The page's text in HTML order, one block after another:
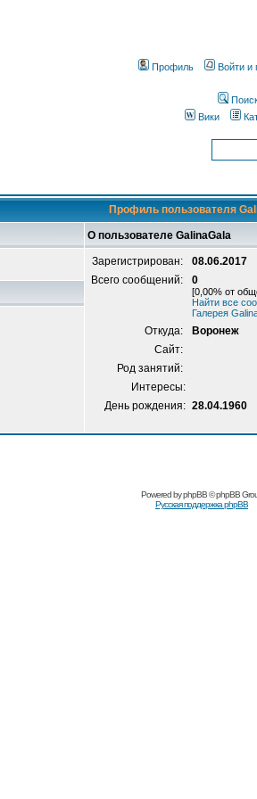
Профиль Войти и
Вики
Профиль пользователя
О пользователе GalinaGala
Зарегистрирован:
08.06.2017
Всего сообщений:
0
[0,00% от
Найти все
Галерея
Откуда:
Воронеж
Сайт:
Род занятий:
Интересы:
День рождения: 28.04.1960
Powered byphpBB© phpBB
Русская поддержка phpBB